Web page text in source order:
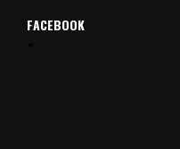
FACEBOOK